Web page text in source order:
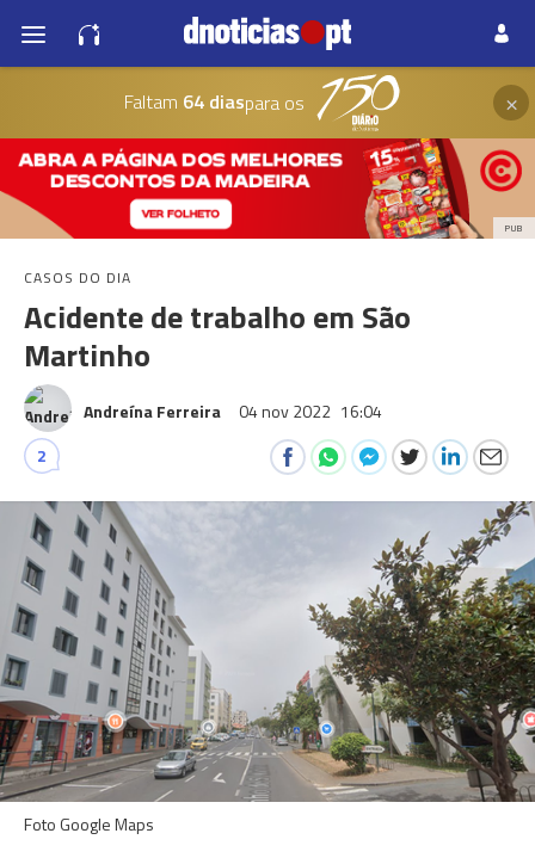
Faltam 64 diaspara os ×
PUB
CASOS DO DIA
Acidente de trabalho em São
Martinho
Andreína Ferreira 04 nov 2022 16:04
2
Foto Google Maps